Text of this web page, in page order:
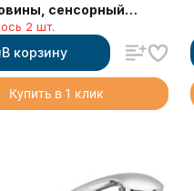
сенсорный
2 шт.
В корзину
Купить в 1 клик